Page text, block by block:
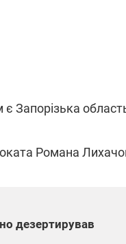
є Запорізька
Романа
дезертирував